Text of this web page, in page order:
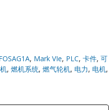
, Mark VIe, PLC, 卡件, 可
, 燃机系统, 燃气轮机, 电力, 电机,